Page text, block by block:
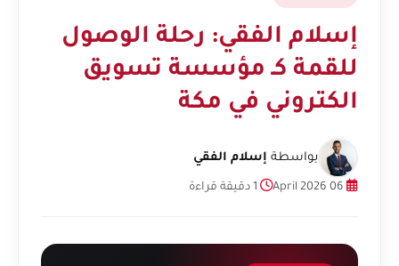
إسلام الفقي: رحلة الوصول
للقمة كـ مؤسسة تسويق
الكتروني في مكة
بواسطة إسلام الفقي